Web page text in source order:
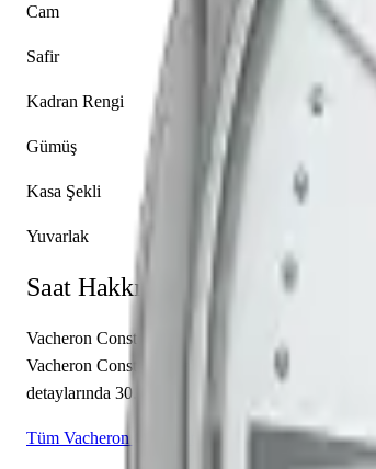
Cam
Safir
Kadran Rengi
Gümüş
Kasa Şekli
Yuvarlak
Saat Hakkında
Vacheron Constantin'in Patrimony
Vacheron Constantin caliber 1400 mekanizma ile
detaylarında 30.00 m su geçirmezlik, 6.72 mm
Tüm Vacheron Constantin Modelleri